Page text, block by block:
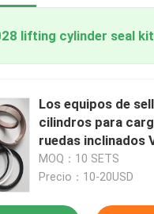
Los equipos de
cilindros para
ruedas inclinados
L150c/D/E/F
11709018
MOQ：10 SETS
Precio：10-20USD